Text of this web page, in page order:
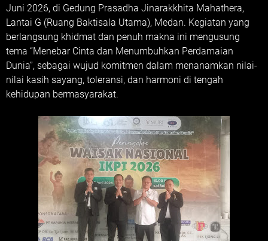
Juni 2026, di Gedung Prasadha Jinarakkhita Mahathera,
Lantai G (Ruang Baktisala Utama), Medan. Kegiatan yang
berlangsung khidmat dan penuh makna ini mengusung
tema “Menebar Cinta dan Menumbuhkan Perdamaian
Dunia”, sebagai wujud komitmen dalam menanamkan nilai-
nilai kasih sayang, toleransi, dan harmoni di tengah
kehidupan bermasyarakat.